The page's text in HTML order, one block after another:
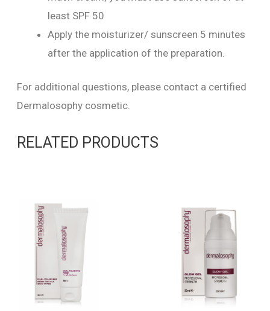
least SPF 50
Apply the moisturizer/ sunscreen 5 minutes
after the application of the preparation.
For additional questions, please contact a certified
Dermalosophy cosmetic.
RELATED PRODUCTS